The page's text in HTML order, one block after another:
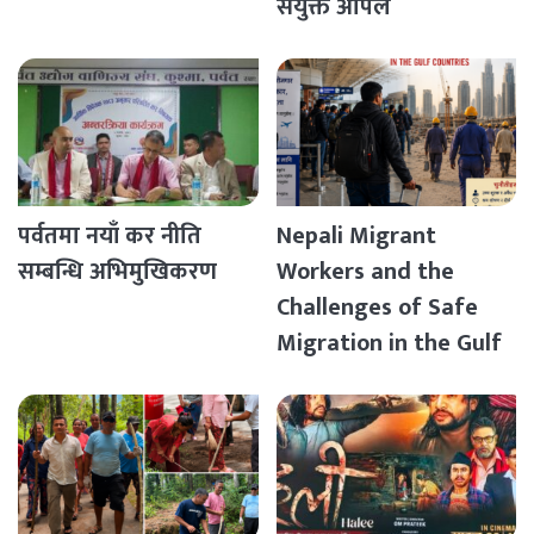
पर्वतमा नयाँ कर नीति
सम्बन्धि अभिमुखिकरण
Nepali Migrant
Workers and the
Challenges of Safe
Migration in the Gulf